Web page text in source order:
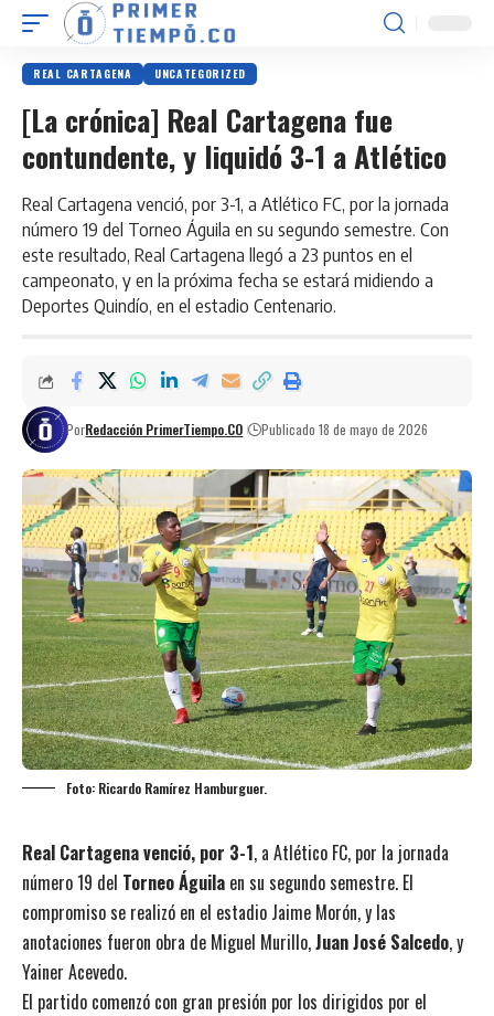
REAL CARTAGENA UNCATEGORIZED
[La crónica] Real Cartagena fue
contundente, y liquidó 3-1 a Atlético
Real Cartagena venció, por 3-1, a Atlético FC, por la jornada
número 19 del Torneo Águila en su segundo semestre. Con
este resultado, Real Cartagena llegó a 23 puntos en el
campeonato, y en la próxima fecha se estará midiendo a
Deportes Quindío, en el estadio Centenario.
PorRedacción PrimerTiempo.CO Publicado 18 de mayo de 2026
Foto: Ricardo Ramírez Hamburguer.
Real Cartagena venció, por 3-1, a Atlético FC, por la jornada
número 19 del Torneo Águila en su segundo semestre. El
compromiso se realizó en el estadio Jaime Morón, y las
anotaciones fueron obra de Miguel Murillo,Juan José Salcedo, y
Yainer Acevedo.
El partido comenzó con gran presión por los dirigidos por el